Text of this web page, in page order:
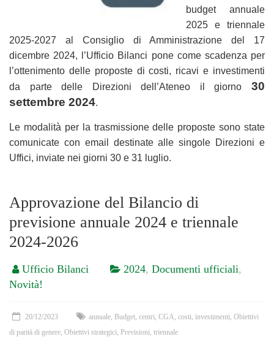
budget annuale
2025 e triennale
2025-2027 al Consiglio di Amministrazione del 17
dicembre 2024, l’Ufficio Bilanci pone come scadenza per
l’ottenimento delle proposte dicosti, ricavi e investimenti
da parte delle Direzioni dell’Ateneo il giorno 30
settembre 2024.
Le modalità per la trasmissione delle proposte sono state
comunicate con email destinate alle singole Direzioni e
Uffici, inviate nei giorni 30 e 31 luglio.
Approvazione del Bilancio di
previsione annuale 2024 e triennale
2024-2026
Ufficio Bilanci 2024, Documenti ufficiali,
Novità!
20/12/2023 annuale Budget centri CGA costi investimenti Obiettivi
di parità di genere Obiettivi strategici Previsioni triennale